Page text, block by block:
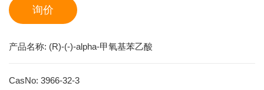
询价
产品名称: (R)-(-)-alpha-甲氧基苯乙酸
CasNo: 3966-32-3